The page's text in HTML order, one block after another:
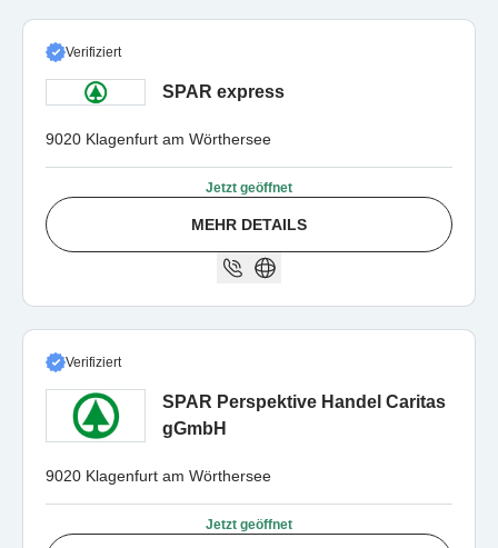
Verifiziert
SPAR express
9020 Klagenfurt am Wörthersee
Jetzt geöffnet
MEHR DETAILS
Verifiziert
SPAR Perspektive Handel Caritas
gGmbH
9020 Klagenfurt am Wörthersee
Jetzt geöffnet